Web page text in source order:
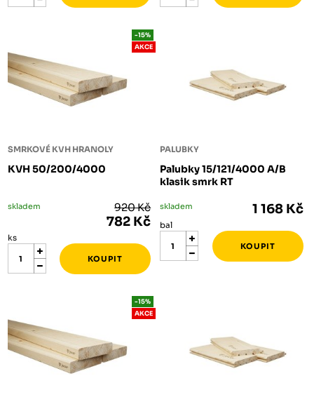
SMRKOVÉ KVH HRANOLY
KVH 50/200/4000
-15%
AKCE
skladem 920 Kč
782 Kč
ks
PALUBKY
Palubky 15/121/4000 A/B
klasik smrk RT
skladem 1 168 Kč
bal
-15%
AKCE